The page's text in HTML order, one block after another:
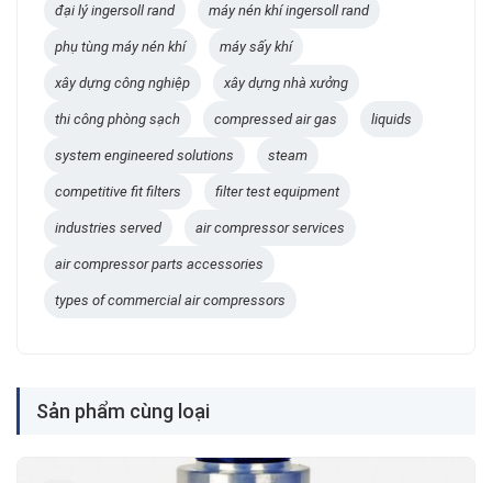
đại lý ingersoll rand máy nén khí ingersoll rand
phụ tùng máy nén khí máy sấy khí
xây dựng công nghiệp xây dựng nhà xưởng
thi công phòng sạch compressed air gas liquids
system engineered solutions steam
competitive fit filters filter test equipment
industries served air compressor services
air compressor parts accessories
types of commercial air compressors
Sản phẩm cùng loại